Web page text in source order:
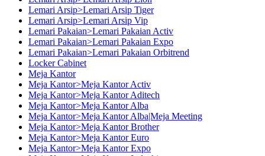
Lemari Arsip>Lemari Arsip Tiger
Lemari Arsip>Lemari Arsip Vip
Lemari Pakaian>Lemari Pakaian Activ
Lemari Pakaian>Lemari Pakaian Expo
Lemari Pakaian>Lemari Pakaian Orbitrend
Locker Cabinet
Meja Kantor
Meja Kantor>Meja Kantor Activ
Meja Kantor>Meja Kantor Aditech
Meja Kantor>Meja Kantor Alba
Meja Kantor>Meja Kantor Alba|Meja Meeting
Meja Kantor>Meja Kantor Brother
Meja Kantor>Meja Kantor Euro
Meja Kantor>Meja Kantor Expo